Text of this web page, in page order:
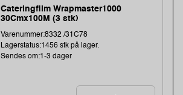
Cateringfilm Wrapmaster1000
30Cmx100M (3 stk)
Varenummer:8332 /31C78
Lagerstatus:1456 stk på lager.
Sendes om:1-3 dager